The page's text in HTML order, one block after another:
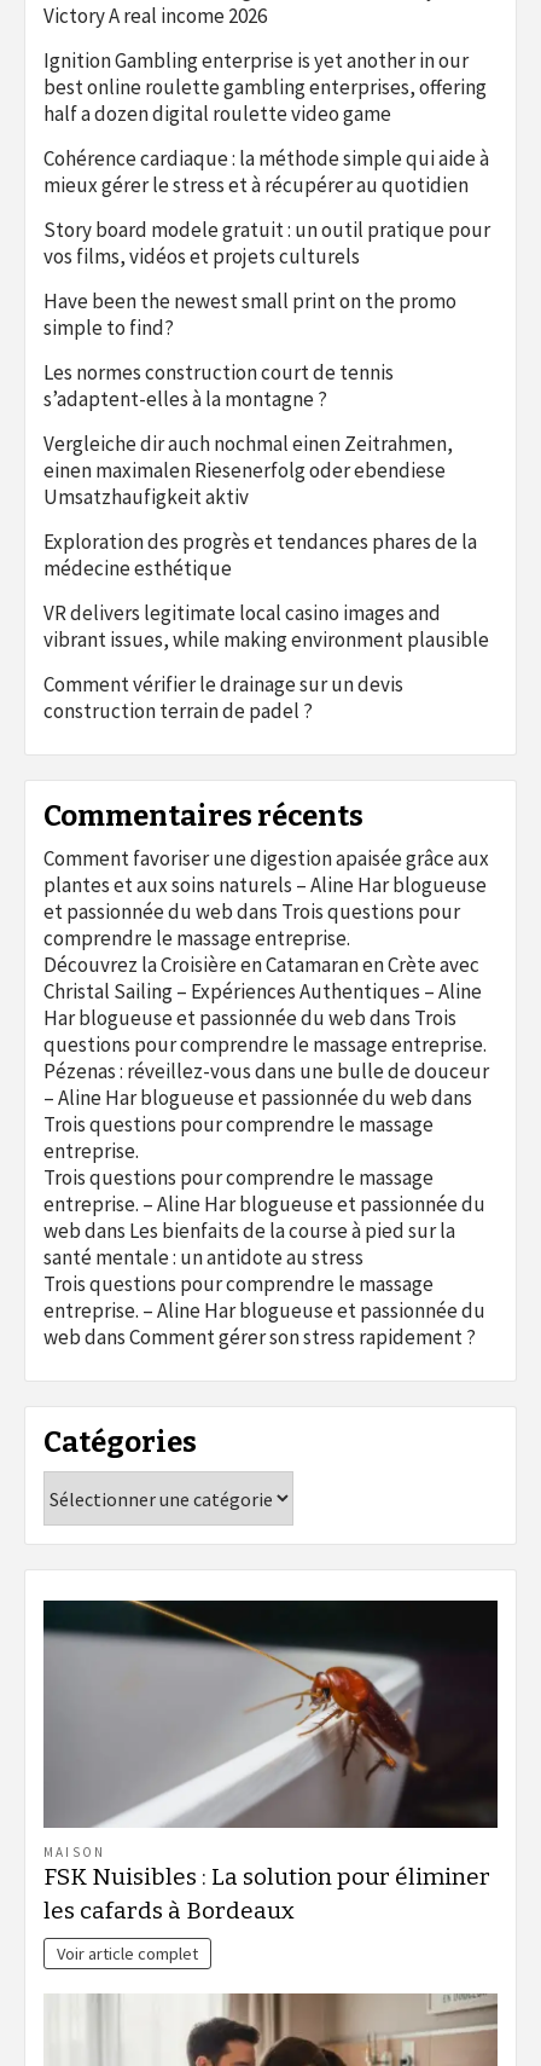
Victory A real income 2026
Ignition Gambling enterprise is yet another in our
best online roulette gambling enterprises, offering
half a dozen digital roulette video game
Cohérence cardiaque : la méthode simple qui aide à
mieux gérer le stress et à récupérer au quotidien
Story board modele gratuit : un outil pratique pour
vos films, vidéos et projets culturels
Have been the newest small print on the promo
simple to find?
Les normes construction court de tennis
s’adaptent-elles à la montagne ?
Vergleiche dir auch nochmal einen Zeitrahmen,
einen maximalen Riesenerfolg oder ebendiese
Umsatzhaufigkeit aktiv
Exploration des progrès et tendances phares de la
médecine esthétique
VR delivers legitimate local casino images and
vibrant issues, while making environment plausible
Comment vérifier le drainage sur un devis
construction terrain de padel ?
Commentaires récents
Comment favoriser une digestion apaisée grâce aux
plantes et aux soins naturels – Aline Har blogueuse
et passionnée du webdans Trois questions pour
comprendre le massage entreprise.
Découvrez la Croisière en Catamaran en Crète avec
Christal Sailing – Expériences Authentiques – Aline
Har blogueuse et passionnée du webdans Trois
questions pour comprendre le massage entreprise.
Pézenas : réveillez-vous dans une bulle de douceur
– Aline Har blogueuse et passionnée du webdans
Trois questions pour comprendre le massage
entreprise.
Trois questions pour comprendre le massage
entreprise. – Aline Har blogueuse et passionnée du
webdans Les bienfaits de la course à pied sur la
santé mentale : un antidote au stress
Trois questions pour comprendre le massage
entreprise. – Aline Har blogueuse et passionnée du
webdansComment gérer son stress rapidement ?
Catégories
MAISON
FSK Nuisibles : La solution pour éliminer
les cafards à Bordeaux
Voir article complet